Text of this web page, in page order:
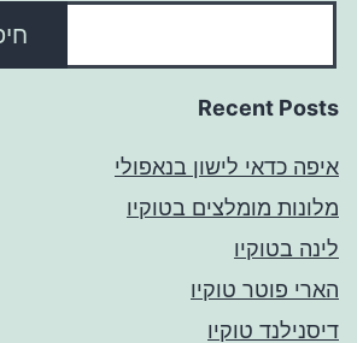
Recent Posts
איפה כדאי לישון בנאפולי
מלונות מומלצים בטוקיו
לינה בטוקיו
הארי פוטר טוקיו
דיסנילנד טוקיו